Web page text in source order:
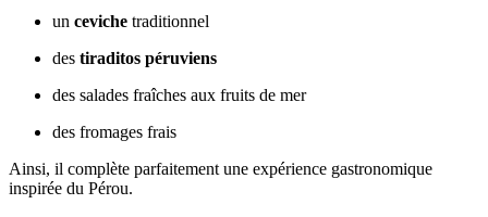
un ceviche traditionnel
des tiraditos péruviens
des salades fraîches aux fruits de mer
des fromages frais
Ainsi, il complète parfaitement une expérience gastronomique
inspirée du Pérou.